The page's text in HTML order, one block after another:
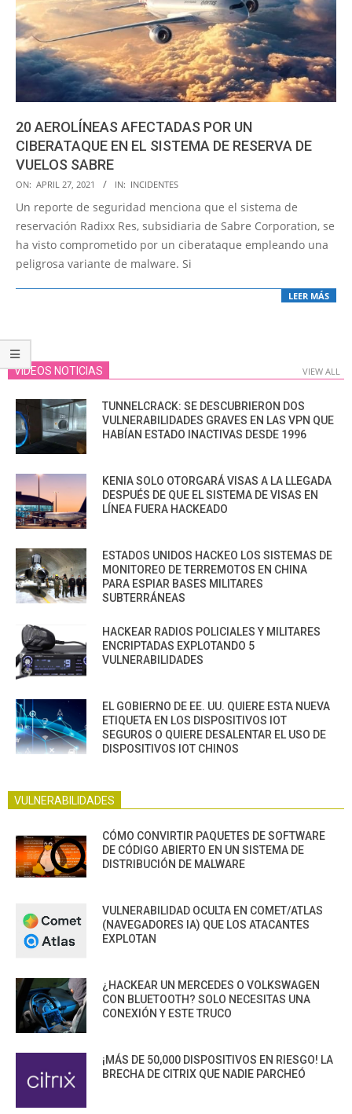
20 AEROLÍNEAS AFECTADAS POR UN
CIBERATAQUE EN EL SISTEMA DE RESERVA DE
VUELOS SABRE
2021-
04-
ON: APRIL 27, 2021 IN: INCIDENTES
Un reporte de seguridad menciona que el sistema de
reservación Radixx Res, subsidiaria de Sabre Corporation, se
ha visto comprometido por un ciberataque empleando una
peligrosa variante de malware. Si
LEER MÁS
VIDEOS NOTICIAS VIEW ALL
TUNNELCRACK: SE DESCUBRIERON DOS
VULNERABILIDADES GRAVES EN LAS VPN QUE
HABÍAN ESTADO INACTIVAS DESDE 1996
KENIA SOLO OTORGARÁ VISAS A LA LLEGADA
DESPUÉS DE QUE EL SISTEMA DE VISAS EN
LÍNEA FUERA HACKEADO
ESTADOS UNIDOS HACKEO LOS SISTEMAS DE
MONITOREO DE TERREMOTOS EN CHINA
PARA ESPIAR BASES MILITARES
SUBTERRÁNEAS
HACKEAR RADIOS POLICIALES Y MILITARES
ENCRIPTADAS EXPLOTANDO 5
VULNERABILIDADES
EL GOBIERNO DE EE. UU. QUIERE ESTA NUEVA
ETIQUETA EN LOS DISPOSITIVOS IOT
SEGUROS O QUIERE DESALENTAR EL USO DE
DISPOSITIVOS IOT CHINOS
VULNERABILIDADES
CÓMO CONVIRTIR PAQUETES DE SOFTWARE
DE CÓDIGO ABIERTO EN UN SISTEMA DE
DISTRIBUCIÓN DE MALWARE
VULNERABILIDAD OCULTA EN COMET/ATLAS
(NAVEGADORES IA) QUE LOS ATACANTES
EXPLOTAN
¿HACKEAR UN MERCEDES O VOLKSWAGEN
CON BLUETOOTH? SOLO NECESITAS UNA
CONEXIÓN Y ESTE TRUCO
¡MÁS DE 50,000 DISPOSITIVOS EN RIESGO! LA
BRECHA DE CITRIX QUE NADIE PARCHEÓ